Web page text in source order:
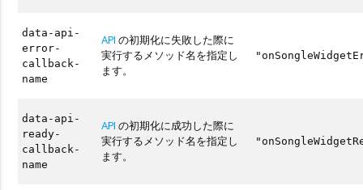
data-api-
error-
callback-
name
API の初期化に失敗した際に
実行するメソッド名を指定し
ます。
data-api-
ready-
callback-
name
API の初期化に成功した際に
実行するメソッド名を指定し
ます。